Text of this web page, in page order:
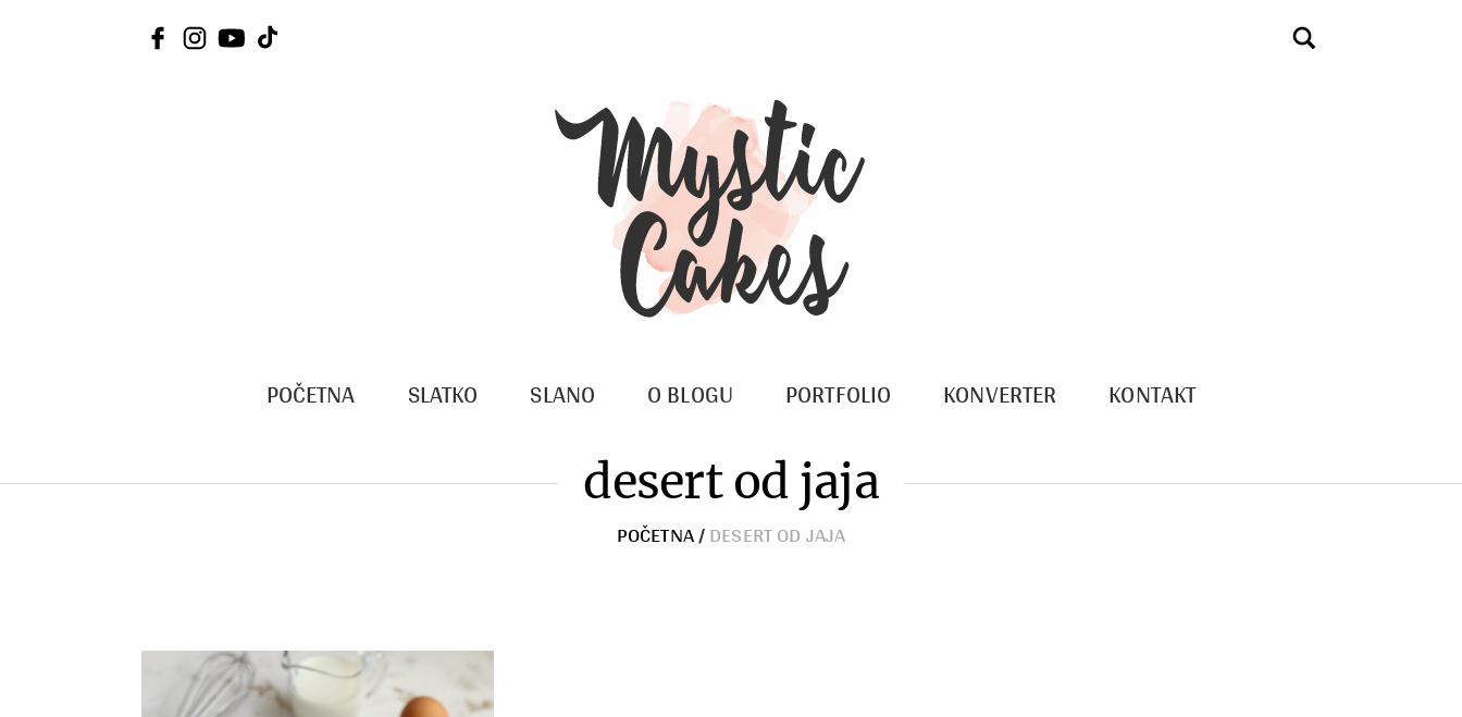
POČETNA SLATKO SLANO O BLOGU PORTFOLIO KONVERTER KONTAKT
desert od jaja
POČETNA/DESERT OD JAJA